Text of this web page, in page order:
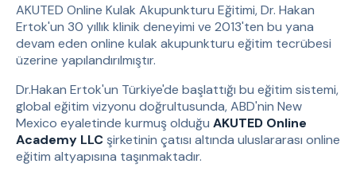
AKUTED Online Kulak Akupunkturu Eğitimi, Dr. Hakan
Ertok'un 30 yıllık klinik deneyimi ve 2013'ten bu yana
devam eden online kulak akupunkturu eğitim tecrübesi
üzerine yapılandırılmıştır.
Dr.Hakan Ertok'un Türkiye'de başlattığı bu eğitim sistemi,
global eğitim vizyonu doğrultusunda, ABD'nin New
Mexico eyaletinde kurmuş olduğu AKUTED Online
Academy LLC şirketinin çatısı altında uluslararası online
eğitim altyapısına taşınmaktadır.